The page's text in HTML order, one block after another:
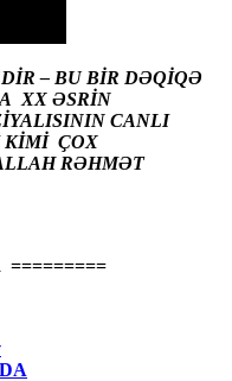
– BU BİR DƏQİQƏ
XX ƏSRİN
CANLI
ÇOX
RƏHMƏT